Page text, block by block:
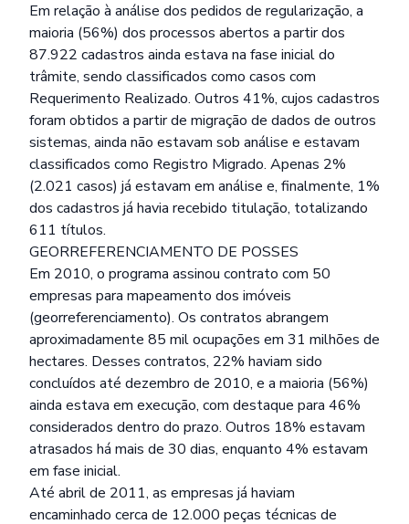
Em relação à análise dos pedidos de regularização, a
maioria (56%) dos processos abertos a partir dos
87.922 cadastros ainda estava na fase inicial do
trâmite, sendo classificados como casos com
Requerimento Realizado. Outros 41%, cujos cadastros
foram obtidos a partir de migração de dados de outros
sistemas, ainda não estavam sob análise e estavam
classificados como Registro Migrado. Apenas 2%
(2.021 casos) já estavam em análise e, finalmente, 1%
dos cadastros já havia recebido titulação, totalizando
611 títulos.
GEORREFERENCIAMENTO DE POSSES
Em 2010, o programa assinou contrato com 50
empresas para mapeamento dos imóveis
(georreferenciamento). Os contratos abrangem
aproximadamente 85 mil ocupações em 31 milhões de
hectares. Desses contratos, 22% haviam sido
concluídos até dezembro de 2010, e a maioria (56%)
ainda estava em execução, com destaque para 46%
considerados dentro do prazo. Outros 18% estavam
atrasados há mais de 30 dias, enquanto 4% estavam
em fase inicial.
Até abril de 2011, as empresas já haviam
encaminhado cerca de 12.000 peças técnicas de